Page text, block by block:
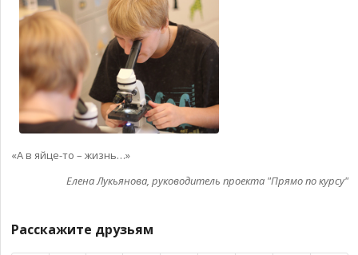
«А в яйце-то – жизнь…»
Елена Лукьянова, руководитель проекта "Прямо по курсу"
Расскажите друзьям